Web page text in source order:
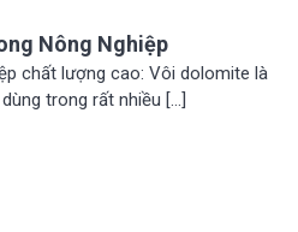
Nông Nghiệp
chất lượng cao: Vôi dolomite là
trong rất nhiều […]